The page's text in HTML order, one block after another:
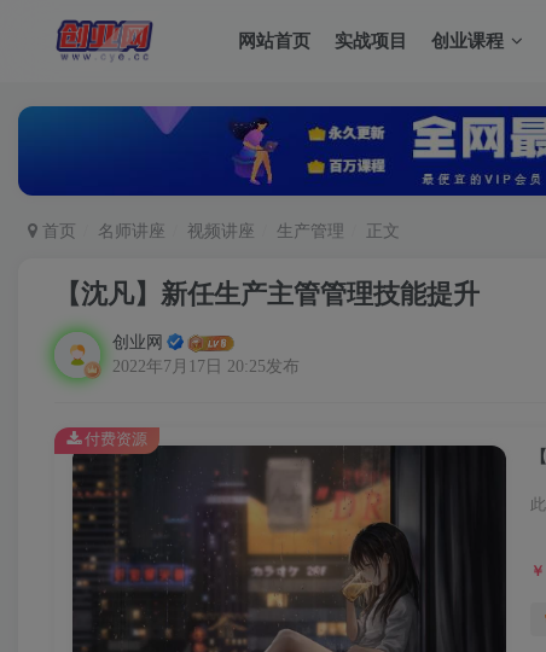
网站首页 实战项目 创业课程
首页 名师讲座 视频讲座 生产管理 正文
【沈凡】新任生产主管管理技能提升
创业网
2022年7月17日 20:25发布
￥
付费资源